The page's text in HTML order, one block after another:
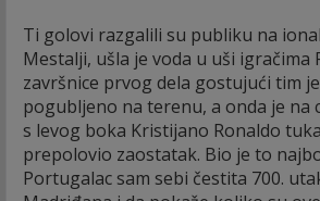
Ti golovi razgalili su publiku na
Mestalji, ušla je voda u uši igračima
završnice prvog dela gostujući tim
pogubljeno na terenu, a onda je na
s levog boka Kristijano Ronaldo
prepolovio zaostatak. Bio je to
Portugalac sam sebi čestita 700.